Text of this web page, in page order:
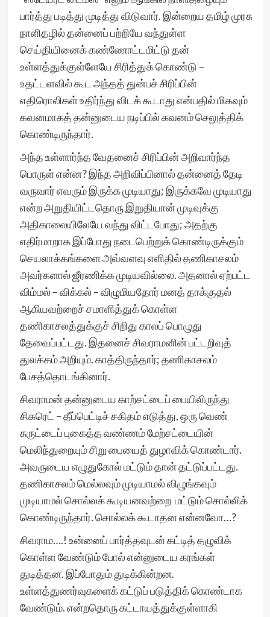
பார்த்து படித்து முடித்து விடுவார். இன்றைய தமிழ் முரசு
நாளிதழில் தன்னைப் பற்றியே வந்துள்ள
செய்தியினைக் கண்ணோட்டமிட்டு தன்
உள்ளத்துக்குள்ளேயே சிரித்துக் கொண்டு –
உதட்டளவில் கூட அந்தத் துன்பச் சிரிப்பின்
எதிரொலிகள் உதிர்ந்து விடக் கூடாது என்பதில் மிகவும்
கவனமாகத் தன்னுடைய நடிப்பில் கவனம் செலுத்திக்
கொண்டிருந்தார்.
அந்த உள்ளார்ந்த வேதனைச் சிரிப்பின் அறிவார்ந்த
பொருள் என்ன? இந்த அறிவிப்பினால் தன்னைத் தேடி
வருவார் எவரும் இருக்க முடியாது; இருக்கவே முடியாது
என்ற அறுதியிட்டதொரு இறுதியான் முடிவுக்கு
அதிகாலையிலேயே வந்து விட்டபோது; அதற்கு
எதிர்மாறாக இப்போது நடைபெற்றுக் கொண்டிருக்கும்
செயலாக்கங்களை அவ்வளவு எளிதில் தணிகாசலம்
அவர்களால் ஜீரணிக்க முடியவில்லை. அதனால் ஏற்பட்ட
விம்மல் – விக்கல் – விழுமியதோர் மனத் தாக்குதல்
ஆகியவற்றைச் சமாளித்துக் கொள்ள
தணிகாசலத்துக்குச் சிறிது காலப் பொழுது
தேவைப்பட்டது. இதனைச் சிவராமனின் பட்டறிவுத்
துலக்கம் அறியும். காத்திருந்தார்; தணிகாசலம்
பேசத்தொடங்கினார்.
சிவராமன் தன்னுடைய காற்சட்டைப் பையிலிருந்து
சிகரெட் – தீப்பெட்டிச் சகிதம் எடுத்து, ஒரு வெண்
சுருட்டைப் புகைத்த வண்ணம் மேற்சட்டையின்
மெலிந்துறையும் சிறு பையைத் துழாவிக் கொண்டார்.
அவருடைய எழுதுகோல் மட்டும் தான் தட்டுப்பட்டது.
தணிகாசலம் மெல்லவும் முடியாமல் விழுங்கவும்
முடியாமல் சொல்லக் கூடியனவற்றை மட்டும் சொல்லிக்
கொண்டிருந்தார். சொல்லக் கூடாதன என்னவோ…?
சிவராம….! உன்னைப் பார்த்தவுடன் கட்டித் தழுவிக்
கொள்ள வேண்டும் போல் என்னுடைய கரங்கள்
துடித்தன. இப்போதும் துடிக்கின்றன.
உள்ளத்துணர்வுகளைக் கட்டுப் படுத்திக் கொண்டாக
வேண்டும். என்றதொரு கட்டாயத்துக்குள்ளாகி